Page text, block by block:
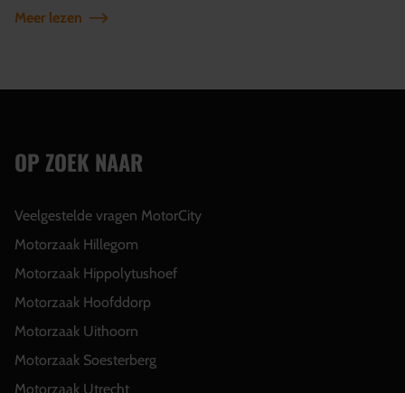
Meer lezen
OP ZOEK NAAR
Veelgestelde vragen MotorCity
Motorzaak Hillegom
Motorzaak Hippolytushoef
Motorzaak Hoofddorp
Motorzaak Uithoorn
Motorzaak Soesterberg
Motorzaak Utrecht